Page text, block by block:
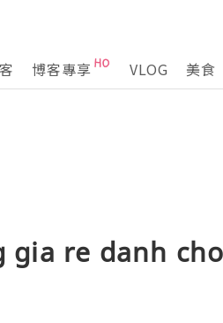
博客專享 VLOG 美食
gia re danh